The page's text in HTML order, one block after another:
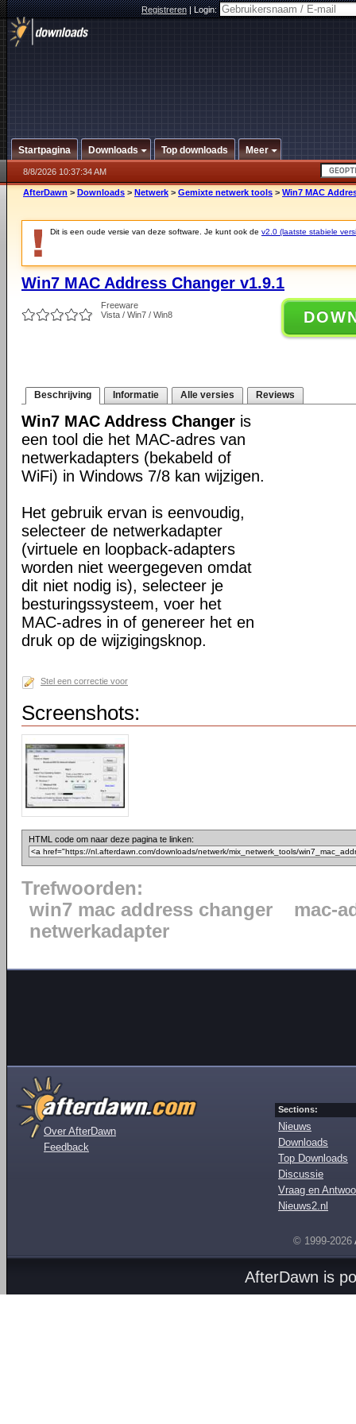
Registreren|Login:
Startpagina Downloads Top downloads Meer
8/8/2026 10:37:34 AM
AfterDawn > Downloads > Netwerk > Gemixte netwerk tools > Win7 MAC
Dit is een oude versie van deze software. Je kunt ook de v2.0 (laatste stabiele
Win7 MAC Address Changer v1.9.1
Freeware
Vista / Win7 / Win8
Beschrijving Informatie Alle versies Reviews
Win7 MAC Address Changer is
een tool die het MAC-adres van
netwerkadapters (bekabeld of
WiFi) in Windows 7/8 kan wijzigen.
Het gebruik ervan is eenvoudig,
selecteer de netwerkadapter
(virtuele en loopback-adapters
worden niet weergegeven omdat
dit niet nodig is), selecteer je
besturingssysteem, voer het
MAC-adres in of genereer het en
druk op de wijzigingsknop.
Stel een correctie voor
Screenshots:
HTML code om naar deze pagina te linken:
Trefwoorden:
win7 mac address changer
mac-
netwerkadapter
Over AfterDawn
Feedback
Sections:
Nieuws
Downloads
Top Downloads
Discussie
Vraag en
Nieuws2.nl
© 1999-2026
AfterDawn is